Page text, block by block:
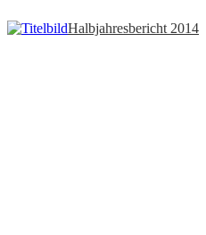
Halbjahresbericht 2014